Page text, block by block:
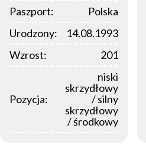
Paszport:
Polska
Urodzony:
14.08.1993
Wzrost:
201
Pozycja:
niski
skrzydłowy
/ silny
skrzydłowy
/ środkowy